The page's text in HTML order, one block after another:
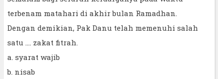
terbenam matahari di akhir bulan Ramadhan.
Dengan demikian, Pak Danu telah memenuhi salah
satu .... zakat fitrah.
a. syarat wajib
b. nisab